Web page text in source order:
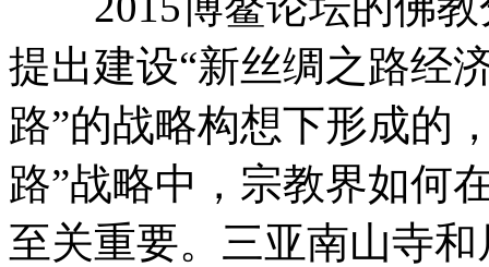
提出建设“新丝绸之路经
路”的战略构想下形成的
路”战略中，宗教界如何
至关重要。三亚南山寺